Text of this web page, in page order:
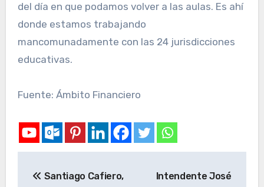
del día en que podamos volver a las aulas. Es ahí
donde estamos trabajando
mancomunadamente con las 24 jurisdicciones
educativas.
Fuente: Ámbito Financiero
Santiago Cafiero,
Intendente José